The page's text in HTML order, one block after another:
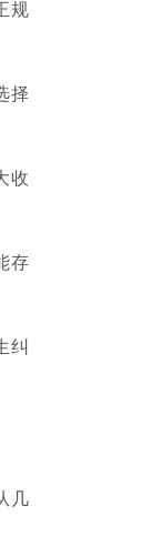
规
择
收
存
纠
几